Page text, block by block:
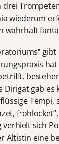
wiederum
wahrhaft
hat
Dirigat gab
sich
Altistin eine